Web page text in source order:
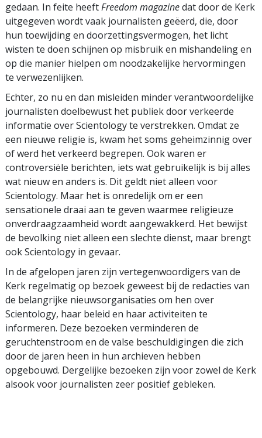
gedaan. In feite heeftFreedom magazinedat door de Kerk
uitgegeven wordt vaak journalisten geëerd, die, door
hun toewijding en doorzettingsvermogen, het licht
wisten te doen schijnen op misbruik en mishandeling en
op die manier hielpen om noodzakelijke hervormingen
te verwezenlijken.
Echter, zo nu en dan misleiden minder verantwoordelijke
journalisten doelbewust het publiek door verkeerde
informatie over Scientology te verstrekken. Omdat ze
een nieuwe religie is, kwam het soms geheimzinnig over
of werd het verkeerd begrepen. Ook waren er
controversiële berichten, iets wat gebruikelijk is bij alles
wat nieuw en anders is. Dit geldt niet alleen voor
Scientology. Maar het is onredelijk om er een
sensationele draai aan te geven waarmee religieuze
onverdraagzaamheid wordt aangewakkerd. Het bewijst
de bevolking niet alleen een slechte dienst, maar brengt
ook Scientology in gevaar.
In de afgelopen jaren zijn vertegenwoordigers van de
Kerk regelmatig op bezoek geweest bij de redacties van
de belangrijke nieuwsorganisaties om hen over
Scientology, haar beleid en haar activiteiten te
informeren. Deze bezoeken verminderen de
geruchtenstroom en de valse beschuldigingen die zich
door de jaren heen in hun archieven hebben
opgebouwd. Dergelijke bezoeken zijn voor zowel de Kerk
alsook voor journalisten zeer positief gebleken.